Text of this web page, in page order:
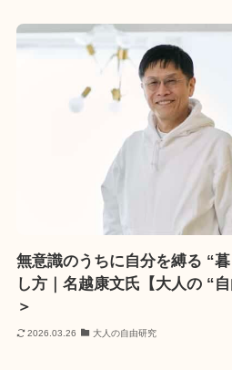
無意識のうちに自分を縛る “
し方｜名越康文氏【大人の “
＞
2026.03.26 大人の自由研究